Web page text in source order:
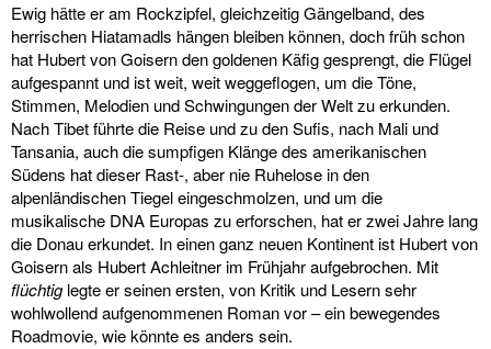
Ewig hätte er am Rockzipfel, gleichzeitig Gängelband, des
herrischen Hiatamadls hängen bleiben können, doch früh schon
hat Hubert von Goisern den goldenen Käfig gesprengt, die Flügel
aufgespannt und ist weit, weit weggeflogen, um die Töne,
Stimmen, Melodien und Schwingungen der Welt zu erkunden.
Nach Tibet führte die Reise und zu den Sufis, nach Mali und
Tansania, auch die sumpfigen Klänge des amerikanischen
Südens hat dieser Rast-, aber nie Ruhelose in den
alpenländischen Tiegel eingeschmolzen, und um die
musikalische DNA Europas zu erforschen, hat er zwei Jahre lang
die Donau erkundet. In einen ganz neuen Kontinent ist Hubert von
Goisern als Hubert Achleitner im Frühjahr aufgebrochen. Mit
flüchtiglegte er seinen ersten, von Kritik und Lesern sehr
wohlwollend aufgenommenen Roman vor – ein bewegendes
Roadmovie, wie könnte es anders sein.